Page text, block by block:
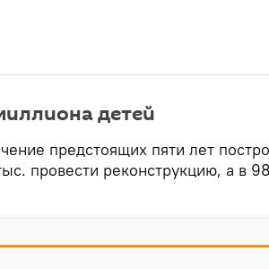
детей
предстоящих пяти лет
провести реконструкцию, а в